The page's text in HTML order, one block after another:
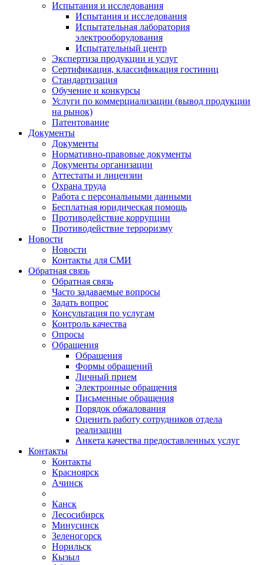
Испытания и исследования
Испытания и исследования
Испытательная лаборатория
электрооборудования
Испытательный центр
Экспертиза продукции и услуг
Сертификация, классификация гостиниц
Стандартизация
Обучение и конкурсы
Услуги по коммерциализации (вывод продукции
на рынок)
Патентование
Документы
Документы
Нормативно-правовые документы
Документы организации
Аттестаты и лицензии
Охрана труда
Работа с персональными данными
Бесплатная юридическая помощь
Противодействие коррупции
Противодействие терроризму
Новости
Новости
Контакты для СМИ
Обратная связь
Обратная связь
Часто задаваемые вопросы
Задать вопрос
Консультация по услугам
Контроль качества
Опросы
Обращения
Обращения
Формы обращений
Личный прием
Электронные обращения
Письменные обращения
Порядок обжалования
Оценить работу сотрудников отдела
реализации
Анкета качества предоставленных услуг
Контакты
Контакты
Красноярск
Ачинск
Канск
Лесосибирск
Минусинск
Зеленогорск
Норильск
Кызыл